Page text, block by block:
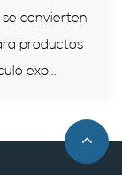
se convierten
productos
exp...